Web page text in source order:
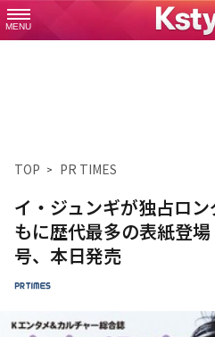
MENU
TOP PR TIMES
イ・ジュンギが独占ロ
もに歴代最多の表紙登
号、本日発売